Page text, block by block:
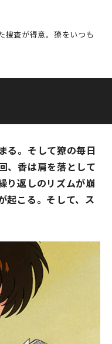
捜査が得意。獠をいつも
る。そして獠の毎日
、香は肩を落として
り返しのリズムが崩
起こる。そして、ス